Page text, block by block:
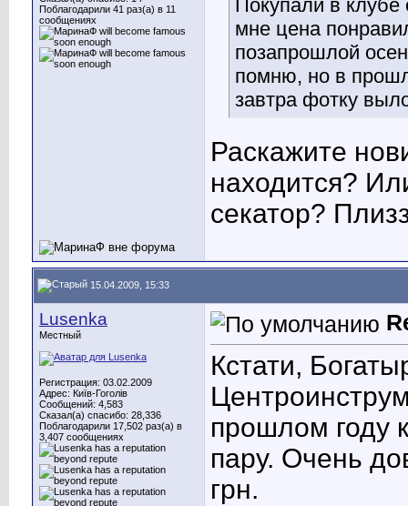
Поблагодарили 41 раз(а) в 11
сообщениях
Покупали в
мне цена
позапрошлой
помню, но в
завтра фотку
Раскажите
находится?
секатор?
15.04.2009, 15:33
Lusenka
Местный
Регистрация: 03.02.2009
Адрес: Київ-Гоголів
Сообщений: 4,583
Сказал(а) спасибо: 28,336
Поблагодарили 17,502 раз(а) в
3,407 сообщениях
Кстати,
прошлом году
пару. Очень
грн.